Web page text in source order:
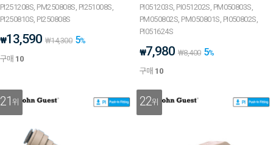
PI251208S, PM250808S, PI251008S,
PI250810S, PI250808S
₩13,590 ₩14,300 5%
구매 10
PI051203S, PI051202S, PM050803S,
PM050802S, PM050801S, PI050802S,
PI051624S
₩7,980 ₩8,400 5%
구매 10
21위 22위